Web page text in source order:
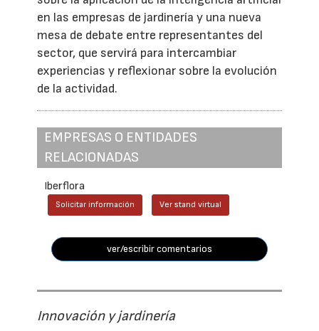
en las empresas de jardinería y una nueva
mesa de debate entre representantes del
sector, que servirá para intercambiar
experiencias y reflexionar sobre la evolución
de la actividad.
EMPRESAS O ENTIDADES
RELACIONADAS
Iberflora
Solicitar información Ver stand virtual
ver/escribir comentarios
Innovación y jardinería